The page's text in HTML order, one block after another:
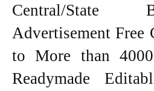
Central/State
Advertisement Free
to More than
Readymade